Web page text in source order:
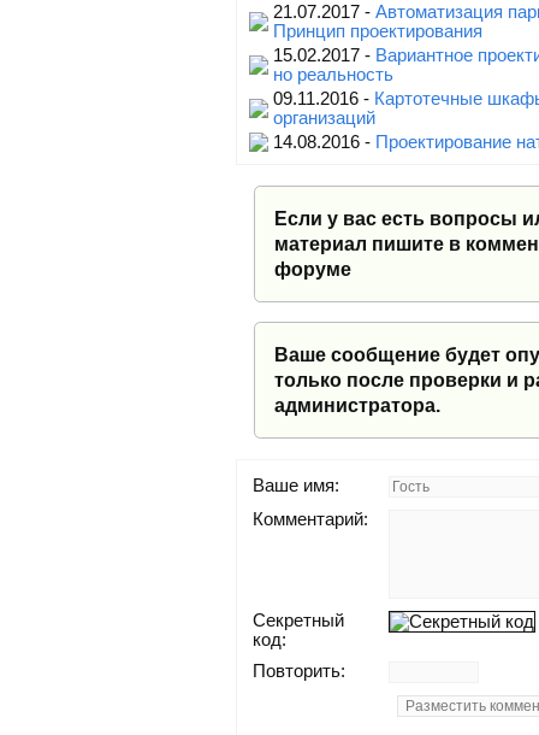
21.07.2017 - Автоматизация
Принцип проектирования
15.02.2017 - Вариантное
но реальность
09.11.2016 - Картотечные
организаций
14.08.2016 - Проектирование
Если у вас есть вопросы
материал пишите в
форуме
Ваше сообщение будет
только после проверки и
администратора.
Ваше имя:
Комментарий:
Секретный
код:
Повторить: